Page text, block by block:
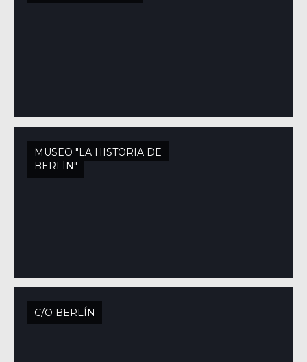
MUSEO "LA HISTORIA DE
BERLÍN"
C/O BERLÍN